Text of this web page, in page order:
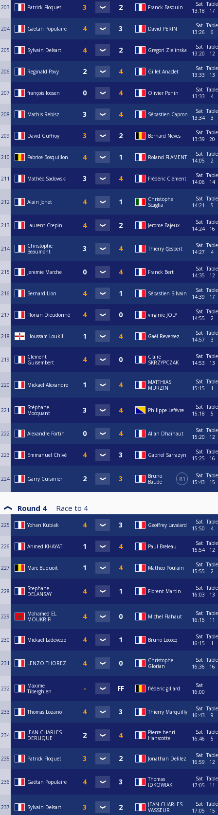
203 Patrick Floquet Franck Basquin
Sat
13:18
Table
17
204 Gaëtan Populaire David PERIN
Sat
13:26
Table
6
205 Sylvain Delsart Gregori Zielinska
Sat
13:20
Table
12
206 Reginald Pavy Gillet Anaclet
Sat
13:33
Table
13
207 françois loosen Olivier Penin
Sat
13:33
Table
4
208 Mathis Rebisz Sébastien Capron
Sat
13:34
Table
3
209 David Guffroy Bernard Neves
Sat
13:39
Table
20
210 Fabrice Bosquillon Roland FLAMENT
Sat
14:05
Table
2
211 Mathéo Sadowski Frédéric Clément
Sat
14:06
Table
14
212 Alain Jonet
Christophe
Scaglia
Sat
14:21
Table
5
213 Laurent Crepin Jerome Bajeux
Sat
14:24
Table
16
214
Christophe
Beaumont
Thierry Ģesbert
Sat
14:27
Table
4
215 Jeremie Marche Franck Bert
Sat
14:35
Table
12
216 Bernard Lion Sébastien Silvain
Sat
14:39
Table
17
217 Florian Dieudonné virginie JOLY
Sat
14:55
Table
2
218 Houssam Loukili Gaël Reversez
Sat
14:57
Table
3
219
Clement
Guisembert
Claire
SKRZYPCZAK
Sat
14:53
Table
13
220 Mickael Alexandre
MATTHIAS
MURZIN
Sat
15:15
Table
1
221
Stéphane
Mocquant
Philippe Lefévre
Sat
15:18
Table
5
222 Alexandre Fortin Allan Dhainaut
Sat
15:20
Table
12
223 Emmanuel Chivé Gabriel Sarrazyn
Sat
15:25
Table
16
224 Garry Cuisinier
Bruno
Baude
R1
Sat
15:43
Table
15
Round 4 Race to 4
225 Yohan Kubiak Geoffrey Lavalard
Sat
15:50
Table
4
226 Ahmed KHAYAT Paul Breleau
Sat
15:54
Table
12
227 Marc Buquoit Matheo Poulain
Sat
15:55
Table
2
228
Stephane
DELANSAY
Florent Martin
Sat
16:03
Table
13
229
Mohamed EL
MOUKRIFI
Michel Flahaut
Sat
16:15
Table
11
230 Mickael Ladeveze Bruno Lecocq
Sat
16:15
Table
1
231 LENZO THOREZ
Christophe
Glorian
Sat
16:36
Table
16
232
Maxime
Tiberghien
fréderic gillard
Sat
16:00
233 Thomas Lozano Thierry Marquilly
Sat
16:43
Table
9
234
JEAN CHARLES
DERLIQUE
Pierre henri
Hanscotte
Sat
16:46
Table
5
235 Patrick Floquet Jonathan Delilez
Sat
16:59
Table
12
236 Gaëtan Populaire
Thomas
IDKOWIAK
Sat
17:05
Table
11
237 Sylvain Delsart
JEAN CHARLES
VASSEUR
Sat
17:05
Table
15